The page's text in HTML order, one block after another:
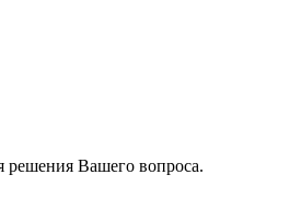
решения Вашего вопроса.